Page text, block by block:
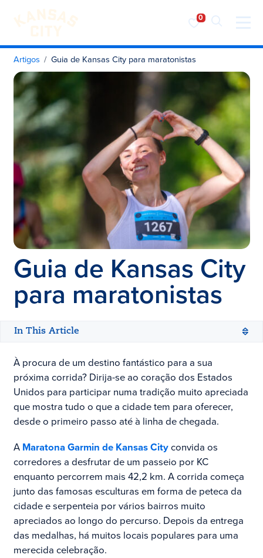
Visite o KC
Saltar para o conteúdo
Artigos Guia de Kansas City para maratonistas
Guia de Kansas City
para maratonistas
In This Article
À procura de um destino fantástico para a sua
próxima corrida? Dirija-se ao coração dos Estados
Unidos para participar numa tradição muito apreciada
que mostra tudo o que a cidade tem para oferecer,
desde o primeiro passo até à linha de chegada.
A Maratona Garmin de Kansas Cityconvida os
corredores a desfrutar de um passeio por KC
enquanto percorrem mais 42,2 km. A corrida começa
junto das famosas esculturas em forma de peteca da
cidade e serpenteia por vários bairros muito
apreciados ao longo do percurso. Depois da entrega
das medalhas, há muitos locais populares para uma
merecida celebração.